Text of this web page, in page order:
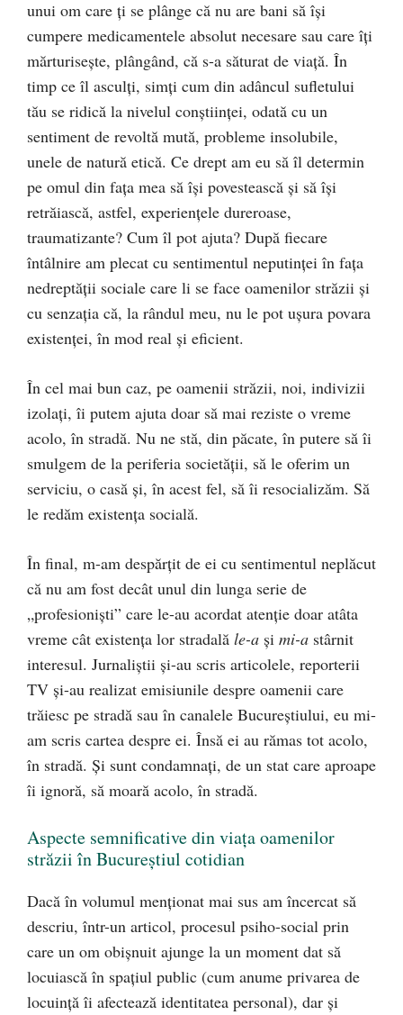
unui om care ți se plânge că nu are bani să își
cumpere medicamentele absolut necesare sau care îți
mărturisește, plângând, că s-a săturat de viață. În
timp ce îl asculți, simți cum din adâncul sufletului
tău se ridică la nivelul conștiinței, odată cu un
sentiment de revoltă mută, probleme insolubile,
unele de natură etică. Ce drept am eu să îl determin
pe omul din fața mea să își povestească și să își
retrăiască, astfel, experiențele dureroase,
traumatizante? Cum îl pot ajuta? După fiecare
întâlnire am plecat cu sentimentul neputinței în fața
nedreptății sociale care li se face oamenilor străzii și
cu senzația că, la rândul meu, nu le pot ușura povara
existenței, în mod real și eficient.
În cel mai bun caz, pe oamenii străzii, noi, indivizii
izolați, îi putem ajuta doar să mai reziste o vreme
acolo, în stradă. Nu ne stă, din păcate, în putere să îi
smulgem de la periferia societății, să le oferim un
serviciu, o casă și, în acest fel, să îi resocializăm. Să
le redăm existența socială.
În final, m-am despărțit de ei cu sentimentul neplăcut
că nu am fost decât unul din lunga serie de
„profesioniști” care le-au acordat atenție doar atâta
vreme cât existența lor stradală le-a și mi-a stârnit
interesul. Jurnaliștii și-au scris articolele, reporterii
TV și-au realizat emisiunile despre oamenii care
trăiesc pe stradă sau în canalele Bucureștiului, eu mi-
am scris cartea despre ei. Însă ei au rămas tot acolo,
în stradă. Și sunt condamnați, de un stat care aproape
îi ignoră, să moară acolo, în stradă.
Aspecte semnificative din viața oamenilor
străzii în Bucureștiul cotidian
Dacă în volumul menționat mai sus am încercat să
descriu, într-un articol, procesul psiho-social prin
care un om obișnuit ajunge la un moment dat să
locuiască în spațiul public (cum anume privarea de
locuință îi afectează identitatea personal), dar și